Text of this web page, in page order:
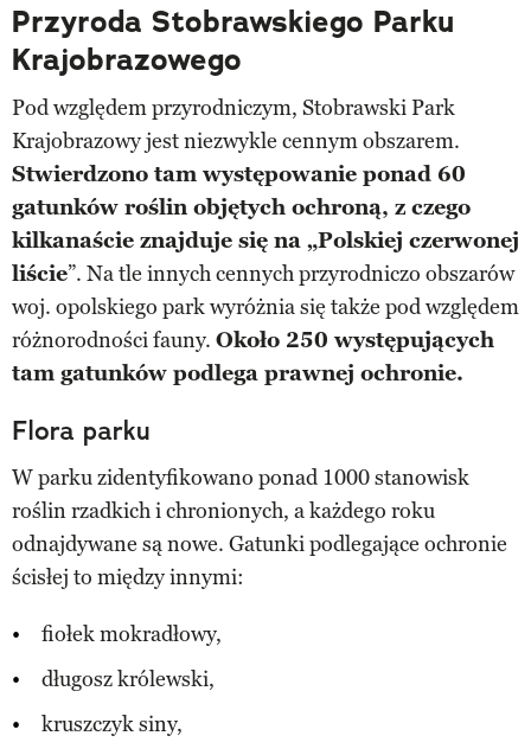
Przyroda Stobrawskiego Parku
Krajobrazowego
Pod względem przyrodniczym, Stobrawski Park
Krajobrazowy jest niezwykle cennym obszarem.
Stwierdzono tam występowanie ponad 60
gatunków roślin objętych ochroną, z czego
kilkanaście znajduje się na „Polskiej czerwonej
liście”. Na tle innych cennych przyrodniczo obszarów
woj. opolskiego park wyróżnia się także pod względem
różnorodności fauny. Około 250 występujących
tam gatunków podlega prawnej ochronie.
Flora parku
W parku zidentyfikowano ponad 1000 stanowisk
roślin rzadkich i chronionych, a każdego roku
odnajdywane są nowe. Gatunki podlegające ochronie
ścisłej to między innymi:
fiołek mokradłowy,
długosz królewski,
kruszczyk siny,